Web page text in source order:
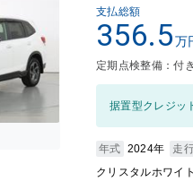
支払総額
356.5万
定期点検整備：付き
据置型クレジッ
年式 2024年 走
クリスタルホワイ